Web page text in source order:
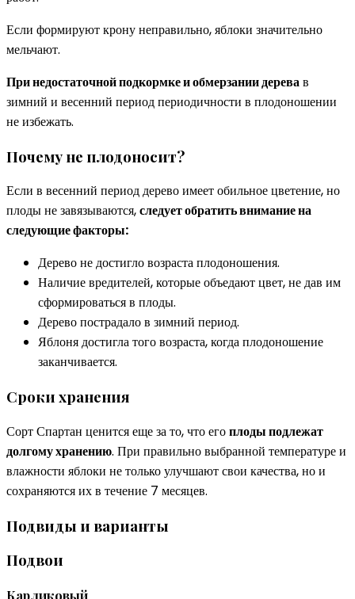
Если формируют крону неправильно, яблоки значительно
мельчают.
При недостаточной подкормке и обмерзании деревав
зимний и весенний период периодичности в плодоношении
не избежать.
Почему не плодоносит?
Если в весенний период дерево имеет обильное цветение, но
плоды не завязываются,следует обратить внимание на
следующие факторы:
Дерево не достигло возраста плодоношения.
Наличие вредителей, которые объедают цвет, не дав им
сформироваться в плоды.
Дерево пострадало в зимний период.
Яблоня достигла того возраста, когда плодоношение
заканчивается.
Сроки хранения
Сорт Спартан ценится еще за то, что егоплоды подлежат
долгому хранению. При правильно выбранной температуре и
влажности яблоки не только улучшают свои качества, но и
сохраняются их в течение 7 месяцев.
Подвиды и варианты
Подвои
Карликовый